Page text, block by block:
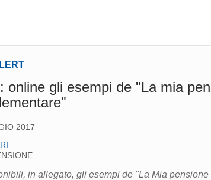
online gli esempi de "La mia
2017
in allegato, gli esempi de "La Mia